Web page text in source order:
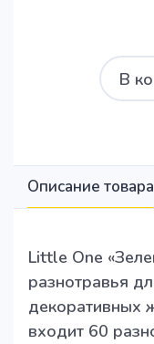
В
Описание товара
Little One
разнотравья
декоративных
входит 60